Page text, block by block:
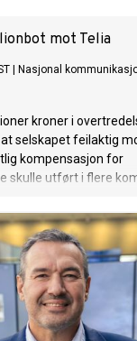
mot Telia
Nasjonal
kroner i
selskapet feilaktig
kompensasjon for
skulle utført i flere